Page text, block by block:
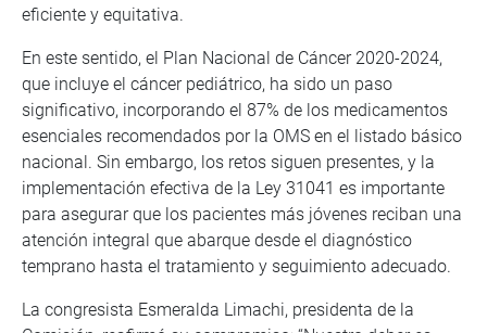
eficiente y equitativa.
En este sentido, el Plan Nacional de Cáncer 2020-2024,
que incluye el cáncer pediátrico, ha sido un paso
significativo, incorporando el 87% de los medicamentos
esenciales recomendados por la OMS en el listado básico
nacional. Sin embargo, los retos siguen presentes, y la
implementación efectiva de la Ley 31041 es importante
para asegurar que los pacientes más jóvenes reciban una
atención integral que abarque desde el diagnóstico
temprano hasta el tratamiento y seguimiento adecuado.
La congresista Esmeralda Limachi, presidenta de la